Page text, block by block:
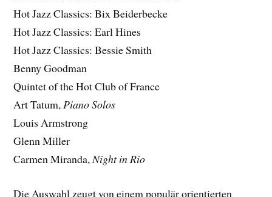
Hot Jazz Classics: Bix Beiderbecke
Hot Jazz Classics: Earl Hines
Hot Jazz Classics: Bessie Smith
Benny Goodman
Quintet of the Hot Club of France
Art Tatum,Piano Solos
Louis Armstrong
Glenn Miller
Carmen Miranda,Night in Rio
Die Auswahl zeugt von einem populär orientierten